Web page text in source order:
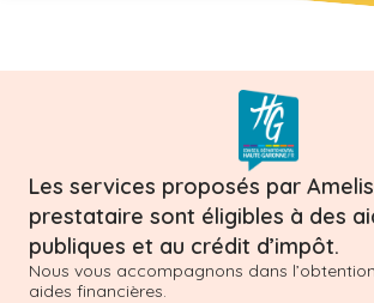
Les services proposés par
prestataire sont éligibles à des
publiques et au crédit d’impôt.
Nous vous accompagnons dans
aides financières.